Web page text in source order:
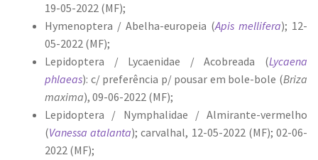
19-05-2022 (MF);
Hymenoptera / Abelha-europeia (Apis mellifera); 12-
05-2022 (MF);
Lepidoptera / Lycaenidae / Acobreada (Lycaena
phlaeas): c/ preferência p/ pousar em bole-bole (Briza
maxima), 09-06-2022 (MF);
Lepidoptera / Nymphalidae / Almirante-vermelho
(Vanessa atalanta); carvalhal, 12-05-2022 (MF); 02-06-
2022 (MF);